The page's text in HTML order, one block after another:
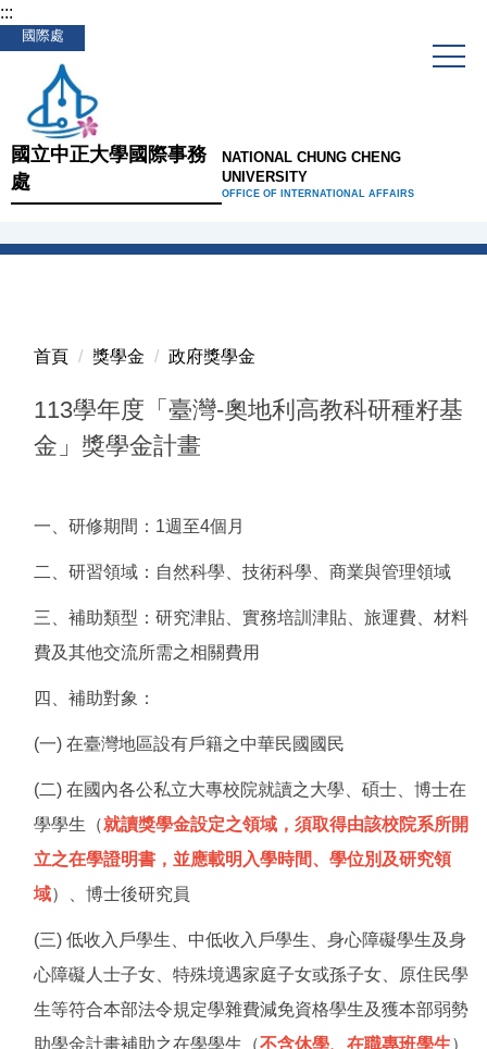
跳
到
內
容
區
:::
國際處
國立中正大學國際事務
處
NATIONAL CHUNG CHENG
UNIVERSITY
OFFICE OF INTERNATIONAL AFFAIRS
首頁 獎學金 政府獎學金
113學年度「臺灣-奧地利高教科研種籽基
金」獎學金計畫
一、研修期間：1週至4個月
二、研習領域：自然科學、技術科學、商業與管理領域
三、補助類型：研究津貼、實務培訓津貼、旅運費、材料
費及其他交流所需之相關費用
四、補助對象：
(一) 在臺灣地區設有戶籍之中華民國國民
(二) 在國內各公私立大專校院就讀之大學、碩士、博士在
學學生（就讀獎學金設定之領域，須取得由該校院系所開
立之在學證明書，並應載明入學時間、學位別及研究領
域）、博士後研究員
(三) 低收入戶學生、中低收入戶學生、身心障礙學生及身
心障礙人士子女、特殊境遇家庭子女或孫子女、原住民學
生等符合本部法令規定學雜費減免資格學生及獲本部弱勢
助學金計畫補助之在學學生（不含休學、在職專班學生）